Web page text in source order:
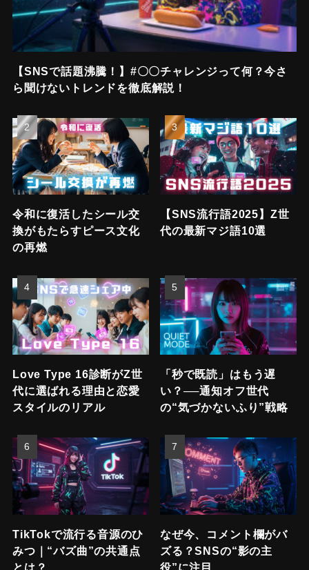
【SNSで話題沸騰！】#〇〇チャレンジって何？今さ
ら聞けないトレンドを徹底解説！
令和に復活したシール交
換がもたらすピース文化
の再燃
【SNS流行語2025】Z世
代の最新マジ語10選
Love Type 16診断がZ世
代に選ばれる理由と恋愛
スタイルのリアル
「秒で既読」はもう遅
い？──通知オフ世代
の“気づかないふり”戦略
TikTokで流行る音源のひ
みつ｜“バズ曲”の共通点
とは？
なぜ今、コメント欄がバ
ズる？SNSの“影の主
役”に注目